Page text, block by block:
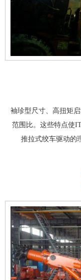
袖珍型尺寸、高扭矩
范围比。这些特点使
推拉式绞车驱动的